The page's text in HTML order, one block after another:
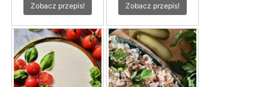
Zobacz przepis! Zobacz przepis!